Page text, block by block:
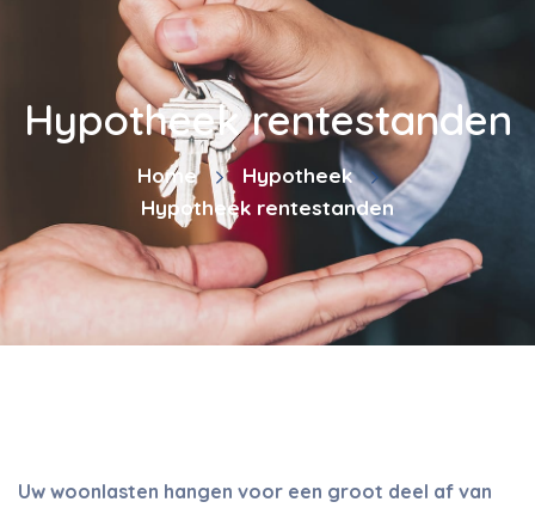
Hypotheek rentestanden
Home
Hypotheek
Hypotheek rentestanden
Uw woonlasten hangen voor een groot deel af van